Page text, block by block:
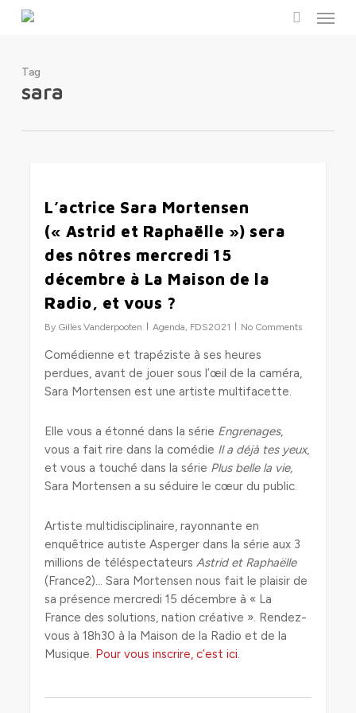
Menu
Tag
sara
L’actrice Sara Mortensen
(« Astrid et Raphaëlle ») sera
des nôtres mercredi 15
décembre à La Maison de la
Radio, et vous ?
By Gilles Vanderpooten Agenda, FDS2021 No Comments
Comédienne et trapéziste à ses heures
perdues, avant de jouer sous l’œil de la caméra,
Sara Mortensen est une artiste multifacette.
Elle vous a étonné dans la série Engrenages,
vous a fait rire dans la comédie Il a déjà tes yeux,
et vous a touché dans la série Plus belle la vie,
Sara Mortensen a su séduire le cœur du public.
Artiste multidisciplinaire, rayonnante en
enquêtrice autiste Asperger dans la série aux 3
millions de téléspectateursAstrid et Raphaëlle
(France2)… Sara Mortensen nous fait le plaisir de
sa présence mercredi 15 décembre à « La
France des solutions, nation créative ». Rendez-
vous à 18h30 à la Maison de la Radio et de la
Musique. Pour vous inscrire, c’est ici.